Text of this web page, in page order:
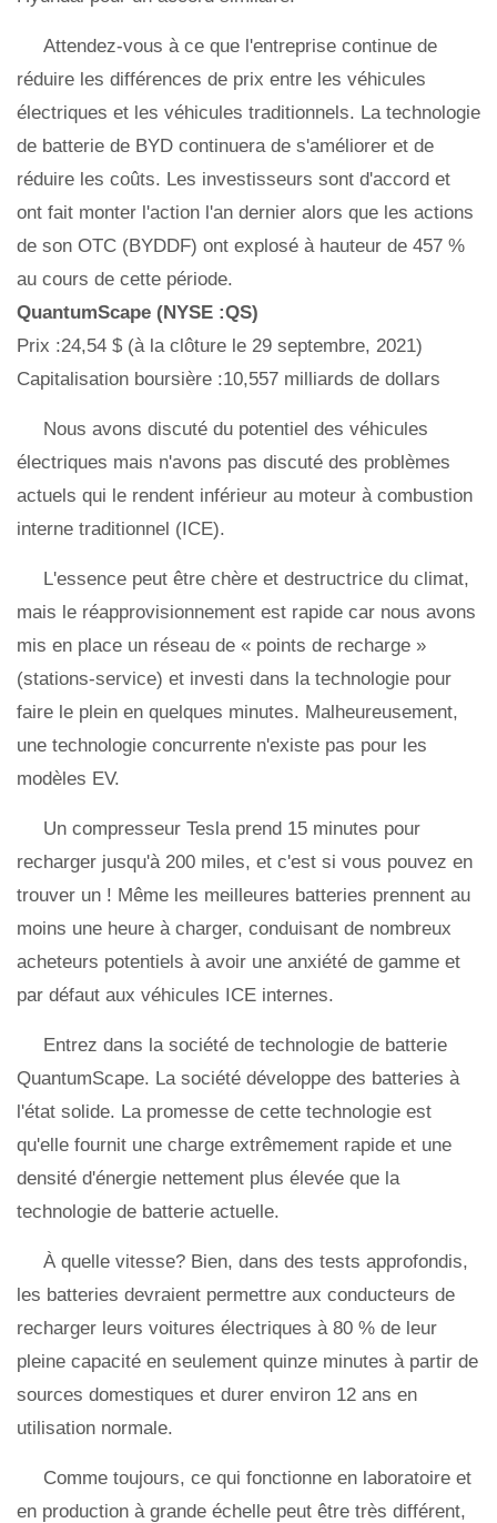
Attendez-vous à ce que l'entreprise continue de
réduire les différences de prix entre les véhicules
électriques et les véhicules traditionnels. La technologie
de batterie de BYD continuera de s'améliorer et de
réduire les coûts. Les investisseurs sont d'accord et
ont fait monter l'action l'an dernier alors que les actions
de son OTC (BYDDF) ont explosé à hauteur de 457 %
au cours de cette période.
QuantumScape (NYSE :QS)
Prix ​​:24,54 $ (à la clôture le 29 septembre, 2021)
Capitalisation boursière :10,557 milliards de dollars
Nous avons discuté du potentiel des véhicules
électriques mais n'avons pas discuté des problèmes
actuels qui le rendent inférieur au moteur à combustion
interne traditionnel (ICE).
L'essence peut être chère et destructrice du climat,
mais le réapprovisionnement est rapide car nous avons
mis en place un réseau de « points de recharge »
(stations-service) et investi dans la technologie pour
faire le plein en quelques minutes. Malheureusement,
une technologie concurrente n'existe pas pour les
modèles EV.
Un compresseur Tesla prend 15 minutes pour
recharger jusqu'à 200 miles, et c'est si vous pouvez en
trouver un ! Même les meilleures batteries prennent au
moins une heure à charger, conduisant de nombreux
acheteurs potentiels à avoir une anxiété de gamme et
par défaut aux véhicules ICE internes.
Entrez dans la société de technologie de batterie
QuantumScape. La société développe des batteries à
l'état solide. La promesse de cette technologie est
qu'elle fournit une charge extrêmement rapide et une
densité d'énergie nettement plus élevée que la
technologie de batterie actuelle.
À quelle vitesse? Bien, dans des tests approfondis,
les batteries devraient permettre aux conducteurs de
recharger leurs voitures électriques à 80 % de leur
pleine capacité en seulement quinze minutes à partir de
sources domestiques et durer environ 12 ans en
utilisation normale.
Comme toujours, ce qui fonctionne en laboratoire et
en production à grande échelle peut être très différent,